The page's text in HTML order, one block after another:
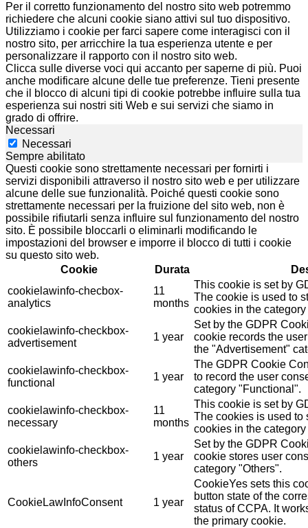
Per il corretto funzionamento del nostro sito web potremmo
richiedere che alcuni cookie siano attivi sul tuo dispositivo.
Utilizziamo i cookie per farci sapere come interagisci con il
nostro sito, per arricchire la tua esperienza utente e per
personalizzare il rapporto con il nostro sito web.
Clicca sulle diverse voci qui accanto per saperne di più. Puoi
anche modificare alcune delle tue preferenze. Tieni presente
che il blocco di alcuni tipi di cookie potrebbe influire sulla tua
esperienza sui nostri siti Web e sui servizi che siamo in
grado di offrire.
Necessari
Necessari
Sempre abilitato
Questi cookie sono strettamente necessari per fornirti i
servizi disponibili attraverso il nostro sito web e per utilizzare
alcune delle sue funzionalità. Poiché questi cookie sono
strettamente necessari per la fruizione del sito web, non è
possibile rifiutarli senza influire sul funzionamento del nostro
sito. È possibile bloccarli o eliminarli modificando le
impostazioni del browser e imporre il blocco di tutti i cookie
su questo sito web.
Cookie
Durata
cookielawinfo-checbox-
analytics
11
months
This cookie is set by
The cookie is used to
cookies in the
cookielawinfo-checkbox-
advertisement
1 year
Set by the GDPR
cookie records the
the "Advertisement"
cookielawinfo-checkbox-
functional
1 year
The GDPR Cookie
to record the user
category "Functional".
cookielawinfo-checkbox-
necessary
11
months
This cookie is set by
The cookies is used to
cookies in the
cookielawinfo-checkbox-
others
1 year
Set by the GDPR
cookie stores user
category "Others".
CookieLawInfoConsent 1 year
CookieYes sets this
button state of the
status of CCPA. It
the primary cookie.